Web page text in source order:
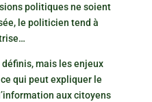
politiques ne soient
le politicien tend à
définis, mais les enjeux
qui peut expliquer le
aux citoyens